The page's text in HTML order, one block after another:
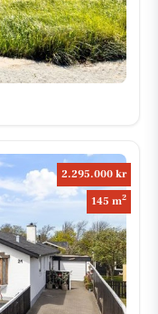
2.295.000 kr
145 m2